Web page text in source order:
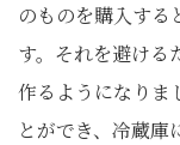
のものを購入する
す。それを避ける
作るようになりま
とができ、冷蔵庫